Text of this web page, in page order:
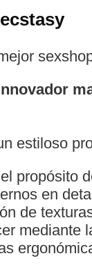
estiloso
propósito
en
de
mediante